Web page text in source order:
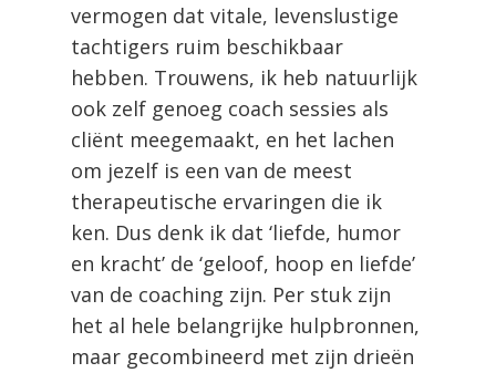
vermogen dat vitale, levenslustige
tachtigers ruim beschikbaar
hebben. Trouwens, ik heb natuurlijk
ook zelf genoeg coach sessies als
cliënt meegemaakt, en het lachen
om jezelf is een van de meest
therapeutische ervaringen die ik
ken. Dus denk ik dat ‘liefde, humor
en kracht’ de ‘geloof, hoop en liefde’
van de coaching zijn. Per stuk zijn
het al hele belangrijke hulpbronnen,
maar gecombineerd met zijn drieën